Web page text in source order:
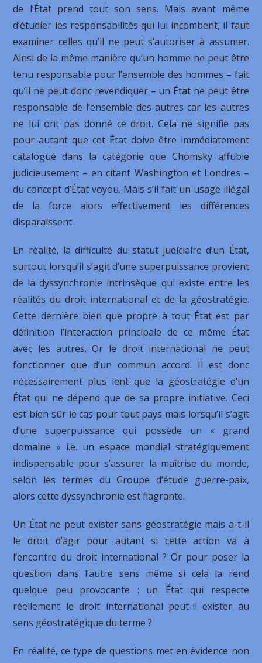
de l’État prend tout son sens. Mais avant même
d’étudier les responsabilités qui lui incombent, il faut
examiner celles qu’il ne peut s’autoriser à assumer.
Ainsi de la même manière qu’un homme ne peut être
tenu responsable pour l’ensemble des hommes – fait
qu’il ne peut donc revendiquer – un État ne peut être
responsable de l’ensemble des autres car les autres
ne lui ont pas donné ce droit. Cela ne signifie pas
pour autant que cet État doive être immédiatement
catalogué dans la catégorie que Chomsky affuble
judicieusement – en citant Washington et Londres –
du concept d’État voyou. Mais s’il fait un usage illégal
de la force alors effectivement les différences
disparaissent.
En réalité, la difficulté du statut judiciaire d’un État,
surtout lorsqu’il s’agit d’une superpuissance provient
de la dyssynchronie intrinsèque qui existe entre les
réalités du droit international et de la géostratégie.
Cette dernière bien que propre à tout État est par
définition l’interaction principale de ce même État
avec les autres. Or le droit international ne peut
fonctionner que d’un commun accord. Il est donc
nécessairement plus lent que la géostratégie d’un
État qui ne dépend que de sa propre initiative. Ceci
est bien sûr le cas pour tout pays mais lorsqu’il s’agit
d’une superpuissance qui possède un « grand
domaine » i.e. un espace mondial stratégiquement
indispensable pour s’assurer la maîtrise du monde,
selon les termes du Groupe d’étude guerre-paix,
alors cette dyssynchronie est flagrante.
Un État ne peut exister sans géostratégie mais a-t-il
le droit d’agir pour autant si cette action va à
l’encontre du droit international ? Or pour poser la
question dans l’autre sens même si cela la rend
quelque peu provocante : un État qui respecte
réellement le droit international peut-il exister au
sens géostratégique du terme ?
En réalité, ce type de questions met en évidence non